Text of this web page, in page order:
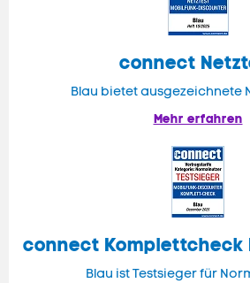
connect
Blau bietet ausgezeichnete
Mehr erfahren
connect Komplettcheck
Blau ist Testsieger für